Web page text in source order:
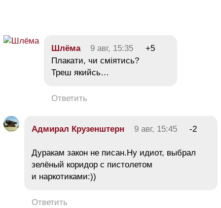
Шлёма 9 авг, 15:35
+5
Плакати, чи сміятись?
Треш якийсь…
Ответить
Адмирал Крузенштерн 9 авг, 15:45 -2
Дуракам закон не писан.Ну идиот, выбрал
зелёный коридор с пистолетом
и наркотиками:))
Ответить